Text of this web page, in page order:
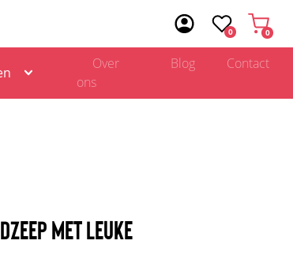
Over
ons
Blog Contact
0 0
MET LEUKE